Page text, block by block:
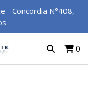
- Concordia N°408,
0